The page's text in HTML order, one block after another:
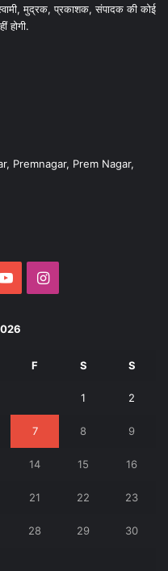
मुद्रक, प्रकाशक, संपादक की कोई
होगी.
Premnagar, Prem Nagar,
YouTubeInstagram
F S S
1 2
7 8 9
14 15 16
21 22 23
28 29 30